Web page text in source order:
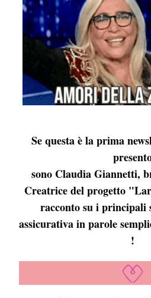
Se questa è la prima
sono Claudia Giannetti,
Creatrice del progetto
racconto su i principali
assicurativa in parole
!